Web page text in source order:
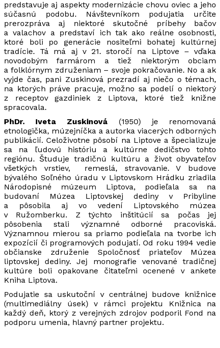
predstavuje aj aspekty modernizácie chovu oviec a jeho
súčasnú podobu. Návštevníkom podujatia určite
prerozpráva aj niektoré skutočné príbehy bačov
a valachov a predstaví ich tak ako reálne osobnosti,
ktoré boli po generácie nositeľmi bohatej kultúrnej
tradície. Tá má aj v 21. storočí na Liptove – vďaka
novodobým farmárom a tiež niektorým obciam
a folklórnym združeniam – svoje pokračovanie. No a ak
vyjde čas, pani Zuskinová prezradí aj niečo o témach,
na ktorých práve pracuje, možno sa podelí o niektorý
z receptov gazdiniek z Liptova, ktoré tiež knižne
spracovala.
PhDr. Iveta Zuskinová (1950) je renomovaná
etnologička, múzejníčka a autorka viacerých odborných
publikácií. Celoživotne pôsobí na Liptove a špecializuje
sa na ľudovú históriu a kultúrne dedičstvo tohto
regiónu. Študuje tradičnú kultúru a život obyvateľov
všetkých vrstiev, remeslá, stravovanie. V budove
bývalého Soľného úradu v Liptovskom Hrádku zriadila
Národopisné múzeum Liptova, podieľala sa na
budovaní Múzea Liptovskej dediny v Pribyline
a pôsobila aj vo vedení Liptovského múzea
v Ružomberku. Z týchto inštitúcií sa počas jej
pôsobenia stali významné odborné pracoviská.
Významnou mierou sa priamo podieľala na tvorbe ich
expozícií či programových podujatí. Od roku 1994 vedie
občianske združenie Spoločnosť priateľov Múzea
liptovskej dediny. Jej monografie venované tradičnej
kultúre boli opakovane čitateľmi ocenené v ankete
Kniha Liptova.
Podujatie sa uskutoční v centrálnej budove knižnice
(multimediálny úsek) v rámci projektu Knižnica na
každý deň, ktorý z verejných zdrojov podporil Fond na
podporu umenia, hlavný partner projektu.